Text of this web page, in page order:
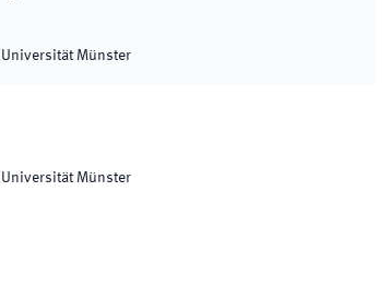
Universität Münster
Universität Münster